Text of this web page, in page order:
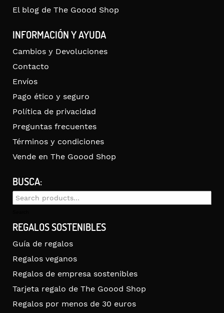
El blog de The Goood Shop
INFORMACIÓN Y AYUDA
Cambios y Devoluciones
Contacto
Envíos
Pago ético y seguro
Política de privacidad
Preguntas frecuentes
Términos y condiciones
Vende en The Goood Shop
BUSCA:
Search
REGALOS SOSTENIBLES
Guía de regalos
Regalos veganos
Regalos de empresa sostenibles
Tarjeta regalo de The Goood Shop
Regalos por menos de 30 euros